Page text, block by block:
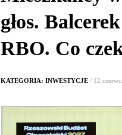
głos.
RBO. Co
KATEGORIA: INWESTYCJE / 12